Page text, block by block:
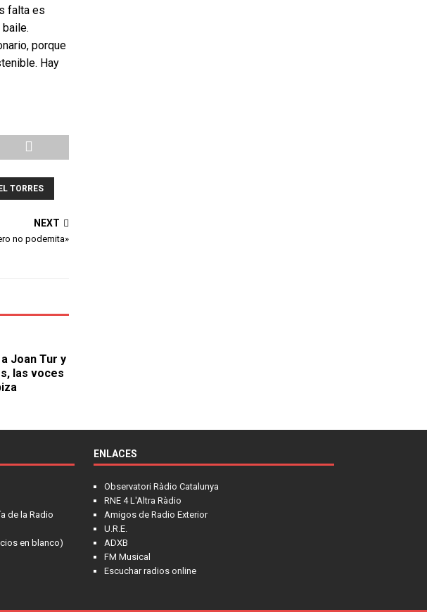
falta es
porque
Hay
TORRES
NEXT
no podemita»
Joan Tur y
las voces
de la Radio
en blanco)
ENLACES
Observatori Ràdio Catalunya
RNE 4 L'Altra Ràdio
Amigos de Radio Exterior
U.R.E.
ADXB
FM Musical
Escuchar radios online